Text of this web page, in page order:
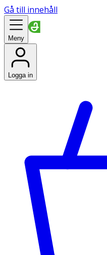
Gå till innehåll
Meny
Logga in